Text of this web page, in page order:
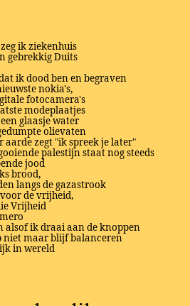
ik ziekenhuis
gebrekkig Duits
ik dood ben en begraven
nokia's,
fotocamera's
modeplaatjes
glaasje water
olievaten
aarde zegt "ik spreek je later"
palestijn staat nog steeds
jood
brood,
langs de gazastrook
de vrijheid,
Vrijheid
alsof ik draai aan de knoppen
niet maar blijf balanceren
in wereld